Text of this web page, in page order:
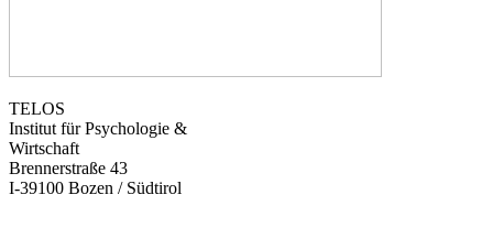
TELOS
Institut für Psychologie &
Wirtschaft
Brennerstraße 43
I-39100 Bozen / Südtirol